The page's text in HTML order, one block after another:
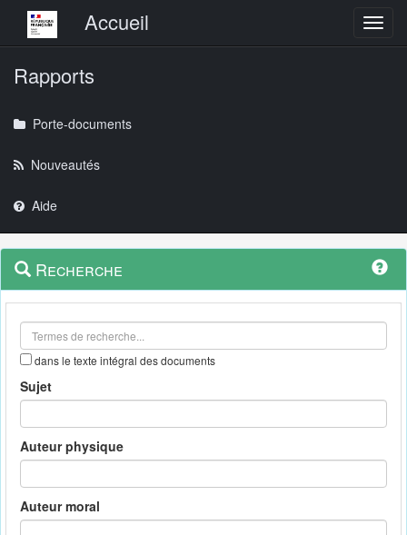
Menu principalAccueil
Rapports
Porte-documents
Nouveautés
Aide
Navigation
outils
Menu
contextuel
Recherche
dans le texte intégral des documents
Sujet
Auteur physique
Auteur moral